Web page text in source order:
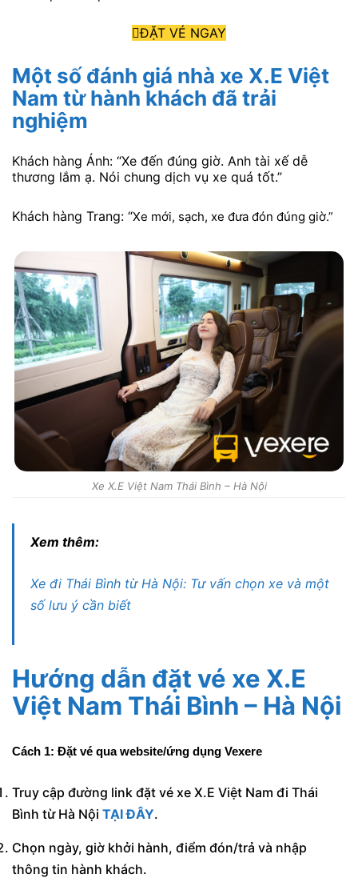
ĐẶT VÉ NGAY
Một số đánh giá nhà xe X.E Việt
Nam từ hành khách đã trải
nghiệm
Khách hàng Ánh: “Xe đến đúng giờ. Anh tài xế dễ
thương lắm ạ. Nói chung dịch vụ xe quá tốt.”
Khách hàng Trang: “Xe mới, sạch, xe đưa đón đúng giờ.”
Xe X.E Việt Nam Thái Bình – Hà Nội
Xem thêm:
Xe đi Thái Bình từ Hà Nội: Tư vấn chọn xe và một
số lưu ý cần biết
Hướng dẫn đặt vé xe X.E
Việt Nam Thái Bình – Hà Nội
Cách 1: Đặt vé qua website/ứng dụng Vexere
Truy cập đường link đặt vé xe X.E Việt Nam đi Thái
Bình từ Hà Nội TẠI ĐÂY.
Chọn ngày, giờ khởi hành, điểm đón/trả và nhập
thông tin hành khách.